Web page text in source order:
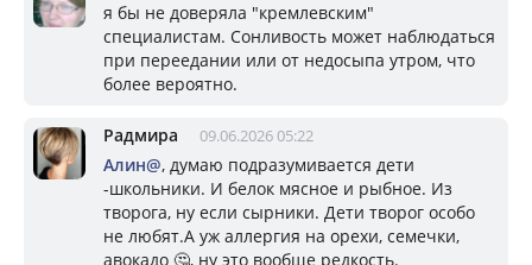
я бы не доверяла "кремлевским"
специалистам. Сонливость может наблюдаться
при переедании или от недосыпа утром, что
более вероятно.
Радмира 09.06.2026 05:22
Алин@, думаю подразумивается дети
-школьники. И белок мясное и рыбное. Из
творога, ну если сырники. Дети творог особо
не любят.А уж аллергия на орехи, семечки,
авокадо 🤔, ну это вообще редкость.